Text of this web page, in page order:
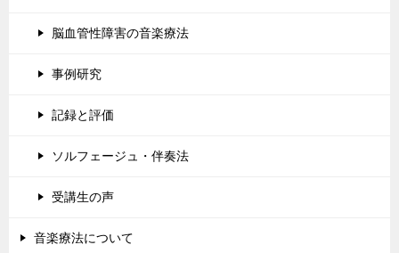
脳血管性障害の音楽療法
事例研究
記録と評価
ソルフェージュ・伴奏法
受講生の声
音楽療法について